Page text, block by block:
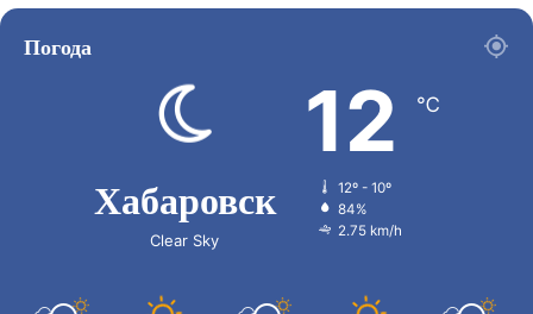
Погода
Хабаровск
Clear Sky
12 ℃
12º - 10º
84%
2.75 km/h